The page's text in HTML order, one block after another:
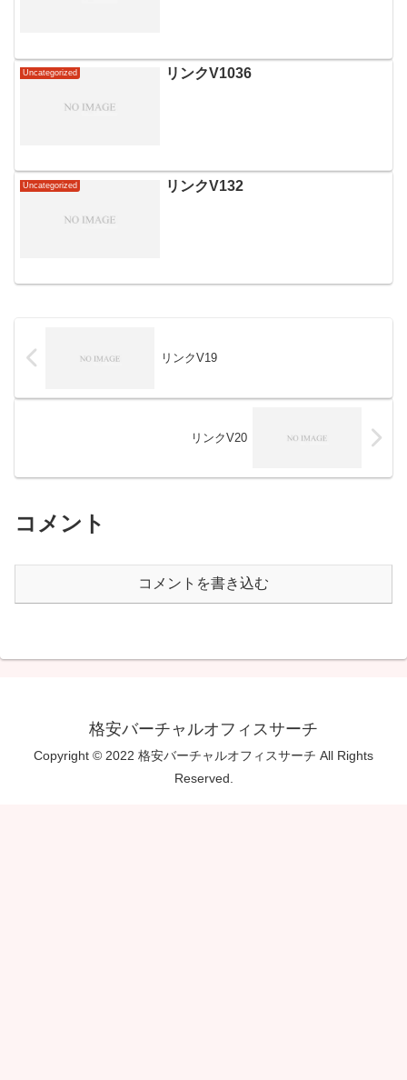
Uncategorized リンクV1036
Uncategorized リンクV132
リンクV19
リンクV20
コメント
コメントを書き込む
格安バーチャルオフィスサーチ
Copyright © 2022 格安バーチャルオフィスサーチ All Rights
Reserved.